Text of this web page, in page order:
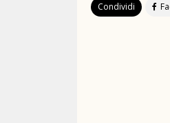
Condividi